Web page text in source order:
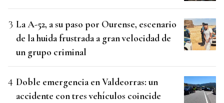
La A-52, a su paso por Ourense, escenario
de la huida frustrada a gran velocidad de
un grupo criminal
Doble emergencia en Valdeorras: un
accidente con tres vehículos coincide